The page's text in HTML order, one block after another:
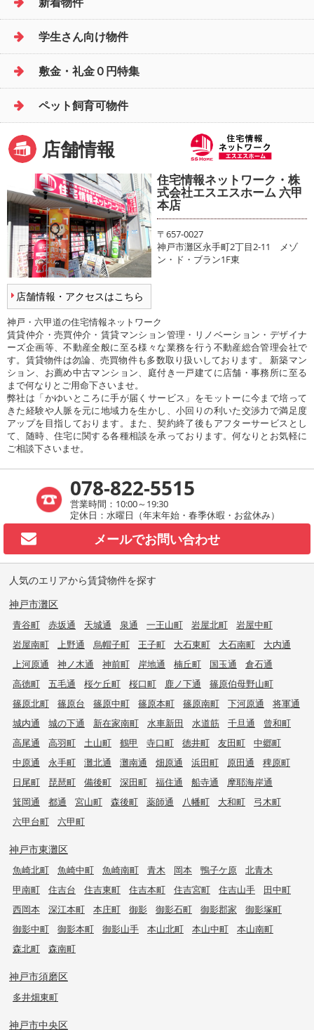
学生さん向け物件
敷金・礼金０円特集
ペット飼育可物件
店舗情報
店舗情報・アクセスはこちら
住宅情報ネットワーク・株
式会社エスエスホーム 六甲
本店
〒657-0027
神戸市灘区永手町2丁目2-11 メゾ
ン・ド・ブラン1F東
神戸・六甲道の住宅情報ネットワーク
賃貸仲介・売買仲介・賃貸マンション管理・リノベーション・デザイナ
ーズ企画等、不動産全般に至る様々な業務を行う不動産総合管理会社で
す。賃貸物件は勿論、売買物件も多数取り扱いしております。 新築マン
ション、お薦め中古マンション、庭付き一戸建てに店舗・事務所に至る
まで何なりとご用命下さいませ。
弊社は「かゆいところに手が届くサービス」をモットーに今まで培って
きた経験や人脈を元に地域力を生かし、小回りの利いた交渉力で満足度
アップを目指しております。また、契約終了後もアフターサービスとし
て、随時、住宅に関する各種相談を承っております。何なりとお気軽に
ご相談下さいませ。
078-822-5515
営業時間：10:00～19:30
定休日：水曜日（年末年始・春季休暇・お盆休み）
メールでお問い合わせ
人気のエリアから賃貸物件を探す
神戸市灘区
青谷町 赤坂通 天城通 泉通 一王山町 岩屋北町
岩屋中町
岩屋南町
上野通 烏帽子町 王子町 大石東町 大石南町
大内通
上河原通
神ノ木通 神前町 岸地通 楠丘町 国玉通
倉石通
高徳町
五毛通 桜ケ丘町 桜口町 鹿ノ下通
篠原伯母野山町
篠原北町
篠原台 篠原中町 篠原本町 篠原南町 下河原通
将軍通
城内通
城の下通 新在家南町 水車新田 水道筋 千旦通
曾和町
高尾通
高羽町 土山町 鶴甲 寺口町 徳井町 友田町
中郷町
中原通
永手町 灘北通 灘南通 畑原通 浜田町 原田通
稗原町
日尾町
琵琶町 備後町 深田町 福住通 船寺通
摩耶海岸通
箕岡通
都通 宮山町 森後町 薬師通 八幡町 大和町
弓木町
六甲台町
六甲町
神戸市東灘区
魚崎北町 魚崎中町 魚崎南町 青木 岡本 鴨子ケ原
北青木
甲南町
住吉台 住吉東町 住吉本町 住吉宮町 住吉山手
田中町
西岡本
深江本町 本庄町 御影 御影石町 御影郡家
御影塚町
御影中町
御影本町 御影山手 本山北町 本山中町
本山南町
森北町
森南町
神戸市須磨区
多井畑東町
神戸市中央区